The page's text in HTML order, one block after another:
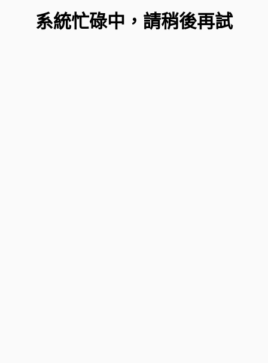
系統忙碌中，請稍後再試